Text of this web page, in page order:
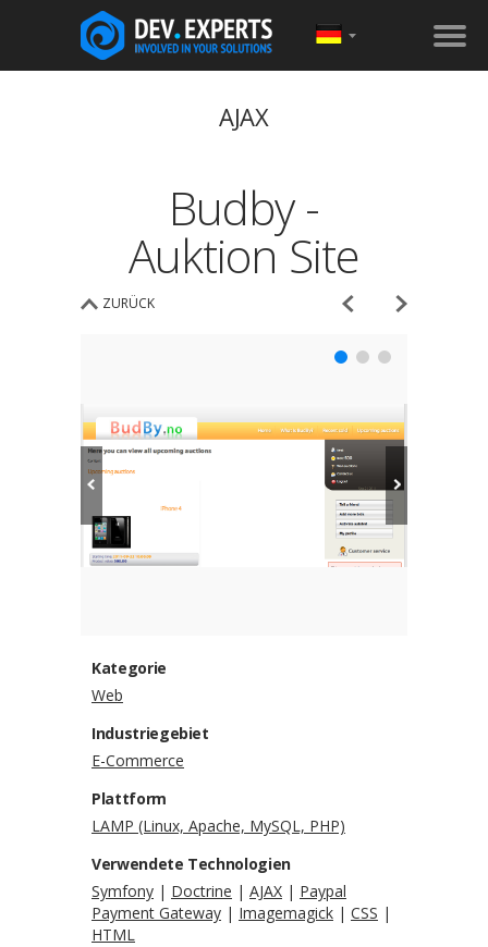
AJAX
Budby -
Auktion Site
ZURÜCK
Kategorie
Web
Industriegebiet
E-Commerce
Plattform
LAMP (Linux, Apache, MySQL, PHP)
Verwendete Technologien
Symfony | Doctrine | AJAX | Paypal
Payment Gateway | Imagemagick | CSS |
HTML